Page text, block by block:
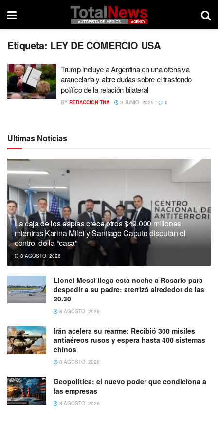
Etiqueta: LEY DE COMERCIO USA
Trump incluye a Argentina en una ofensiva
arancelaria y abre dudas sobre el trasfondo
político de la relación bilateral
BY REDACCION TNA 3 JUNIO, 2026 0
Ultimas Noticias
La caja de los espías crece otros $49.000 millones
mientras Karina Milei y Santiago Caputo disputan el
control de la “casa”
8 AGOSTO, 2026
Lionel Messi llega esta noche a Rosario para
despedir a su padre: aterrizó alrededor de las
20.30
8 AGOSTO, 2026
Irán acelera su rearme: Recibió 300 misiles
antiaéreos rusos y espera hasta 400 sistemas
chinos
8 AGOSTO, 2026
Geopolítica: el nuevo poder que condiciona a
las empresas
8 AGOSTO, 2026